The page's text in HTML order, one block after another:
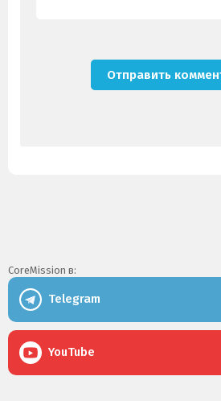
CoreMission в:
Telegram
YouTube